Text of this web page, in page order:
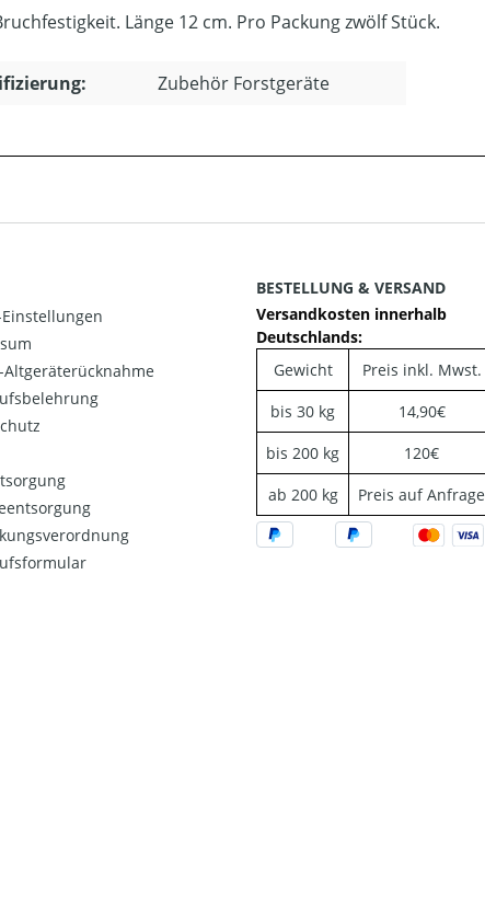
Länge 12 cm. Pro Packung zwölf Stück.
Zubehör Forstgeräte
Einstellungen
Altgeräterücknahme
BESTELLUNG & VERSAND
Versandkosten innerhalb
Deutschlands:
Gewicht
Preis inkl. Mwst.
bis 30 kg
14,90€
bis 200 kg
120€
ab 200 kg
Preis auf Anfrage